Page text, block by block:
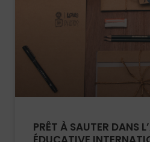
PRÊT À SAUTER DANS